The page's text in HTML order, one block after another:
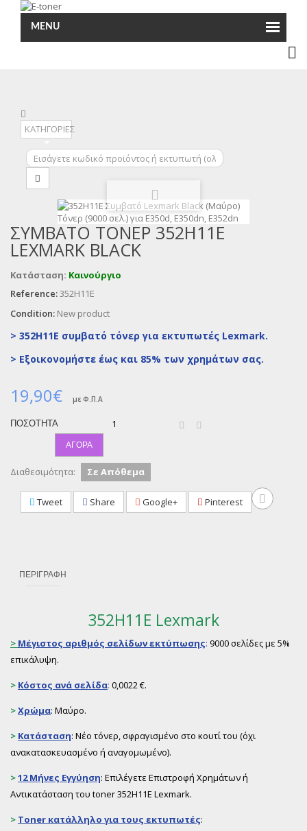
MENU
ΚΑΤΗΓΟΡΙΕΣ
ΣΥΜΒΑΤΌ ΤΌΝΕΡ 352H11E
LEXMARK BLACK
Κατάσταση: Καινούργιο
Reference:352H11E
Condition: New product
> 352H11E συμβατό τόνερ για εκτυπωτές Lexmark.
> Εξοικονομήστε έως και 85% των χρημάτων σας.
19,90€ με Φ.Π.Α
ΠΟΣΌΤΗΤΑ
ΑΓΟΡΆ
Διαθεσιμότητα: Σε Απόθεμα
Tweet Share Google+ Pinterest
ΠΕΡΙΓΡΑΦΉ
352H11E Lexmark
> Μέγιστος αριθμός σελίδων εκτύπωσης: 9000 σελίδες με 5%
επικάλυψη.
> Κόστος ανά σελίδα: 0,0022 €.
>Χρώμα: Μαύρο.
> Κατάσταση: Νέο τόνερ, σφραγισμένο στο κουτί του (όχι
ανακατασκευασμένο ή αναγομωμένο).
>12 Μήνες Εγγύηση: Επιλέγετε Επιστροφή Χρημάτων ή
Αντικατάσταση του toner 352H11E Lexmark.
> Toner κατάλληλο για τους εκτυπωτές: